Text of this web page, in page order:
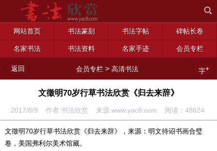
网站首页 书法篆刻 书法字帖 碑帖长卷
名家书法 书法资料 名家手迹 会员专栏
返回 会员专栏 >高清书法 字+
文徵明70岁行草书法欣赏《归去来辞》
2017/8/9 作者:书法欣赏 来源:www.yac8.com 阅读： 48624
文徵明70岁行草书法欣赏《归去来辞》，来源：明文待诏书画合璧
卷，美国弗利尔美术馆藏。